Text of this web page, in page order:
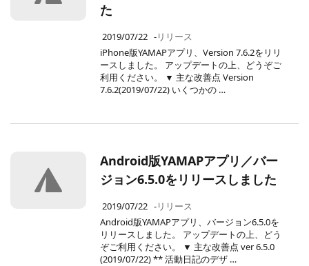
た
2019/07/22 -リリース
iPhone版YAMAPアプリ、Version 7.6.2をリリ
ースしました。 アップデートの上、どうぞご
利用ください。 ▼ 主な改善点 Version
7.6.2(2019/07/22) いくつかの …
Android版YAMAPアプリ／バー
ジョン6.5.0をリリースしました
2019/07/22 -リリース
Android版YAMAPアプリ、バージョン6.5.0を
リリースしました。 アップデートの上、どう
ぞご利用ください。 ▼ 主な改善点 ver 6.5.0
(2019/07/22) ** 活動日記のデザ …